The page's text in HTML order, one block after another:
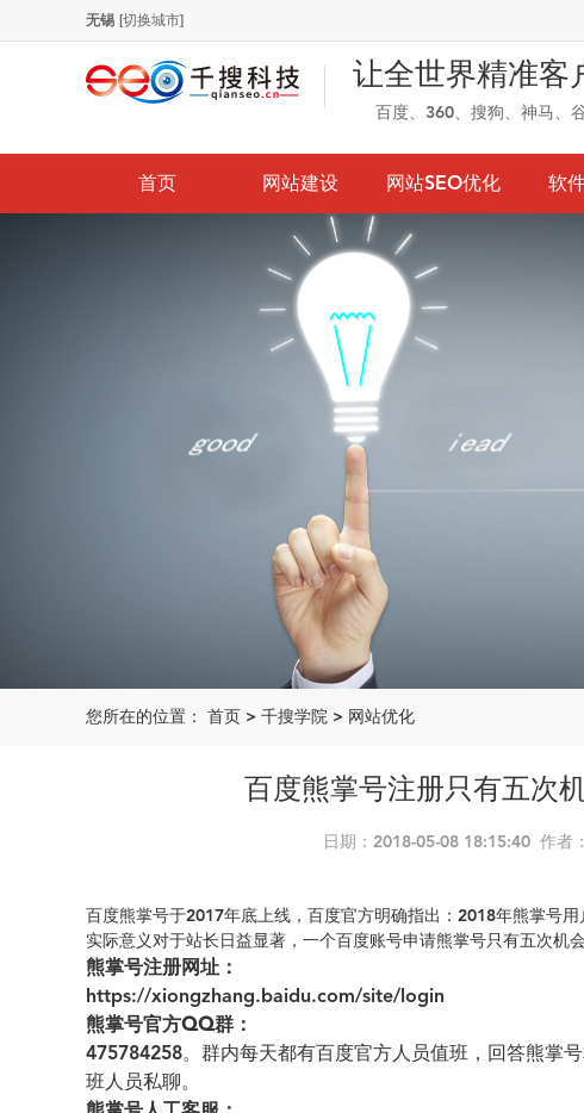
无锡 [切换城市]
让全世界精准客
百度、360、搜狗、神马、
首页 网站建设 网站SEO优化 软
您所在的位置： 首页 > 千搜学院 > 网站优化
百度熊掌号注册只有五次
日期：2018-05-08 18:15:40 作
百度熊掌号于2017年底上线，百度官方明确指出：2018年熊掌号
实际意义对于站长日益显著，一个百度账号申请熊掌号只有五次机
熊掌号注册网址：
https://xiongzhang.baidu.com/site/login
熊掌号官方QQ群：
475784258。群内每天都有百度官方人员值班，回答熊掌
班人员私聊。